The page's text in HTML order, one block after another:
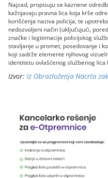
Najzad, propisuju se kaznene
kažnjavaju pravna lica koja krše
korišćenja naziva policija, te
nedozvolјeni način (uklјučujući,
značke i legitimacije policijskog
stavlјanje u promet, posedovanje i
koji sadrže elemente njihovog
identitetu ovlašćenog službenog
Izvor:Iz Obrazloženja Nacrta